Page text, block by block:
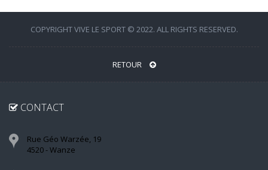
COPYRIGHT VIVE LE SPORT © 2022. ALL RIGHTS RESERVED.
RETOUR
CONTACT
Rue Géo Warzée, 19
4520 - Wanze